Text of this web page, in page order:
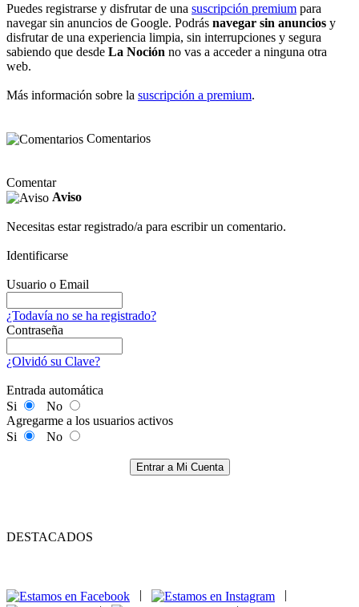
Puedes registrarse y disfrutar de una suscripción premium para
navegar sin anuncios de Google. Podrás navegar sin anuncios y
disfrutar de una experiencia limpia, sin interrupciones y segura
sabiendo que desde La Noción no vas a acceder a ninguna otra
web.
Más información sobre la suscripción a premium.
Comentarios
Comentar
Aviso
Necesitas estar registrado/a para escribir un comentario.
Identificarse
Usuario o Email
¿Todavía no se ha registrado?
Contraseña
¿Olvidó su Clave?
Entrada automática
Si
No
Agregarme a los usuarios activos
Si
No
Entrar a Mi Cuenta
DESTACADOS